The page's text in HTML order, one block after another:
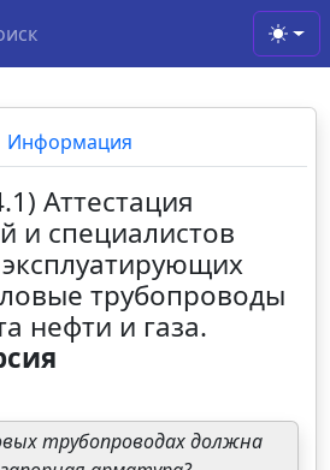
Информация
Аттестация
и специалистов
трубопроводы
нефти и газа.
трубопроводах должна